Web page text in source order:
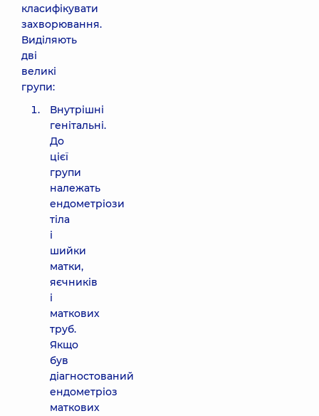
класифікувати
захворювання.
Виділяють
дві
великі
групи:
Внутрішні
генітальні.
До
цієї
групи
належать
ендометріози
тіла
і
шийки
матки,
яєчників
і
маткових
труб.
Якщо
був
діагностований
ендометріоз
маткових